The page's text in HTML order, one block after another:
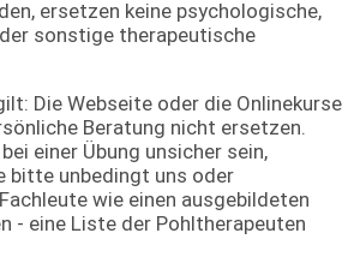
ersetzen keine psychologische,
sonstige therapeutische
Die Webseite oder die Onlinekurse
Beratung nicht ersetzen.
einer Übung unsicher sein,
bitte unbedingt uns oder
wie einen ausgebildeten
- eine Liste der Pohltherapeuten